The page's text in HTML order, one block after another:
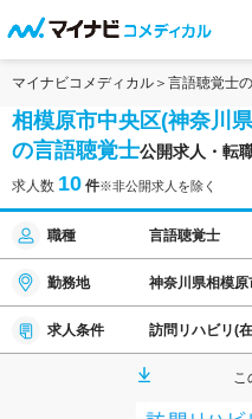
マイナビコメディカル 言語聴覚士
相模原市中央区(神奈川
の言語聴覚士公開求人・転
求人数 10 件※非公開求人を除く
職種 言語聴覚士
勤務地 神奈川県相模
求人条件 訪問リハビリ(
こ